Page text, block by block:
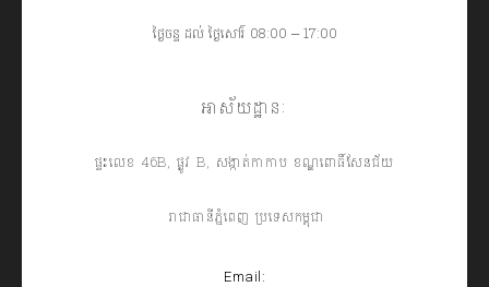
ថ្ងៃចន្ទ ដល់ ថ្ងៃសៅរ៍ 08:00 – 17:00
អាស័យដ្ឋានៈ
ផ្ទះលេខ 46B, ផ្លូវ B, សង្កាត់កាកាប ខណ្ឌពោធិ៍សែនជ័យ
រាជាធានីភ្នំពេញ ប្រទេសកម្ពុជា
Email: